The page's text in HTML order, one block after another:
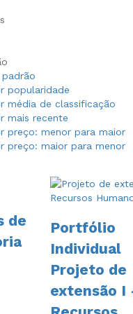
popularidade
média de classificação
mais recente
preço: menor para maior
preço: maior para menor
de
Portfólio
Individual
Projeto de
extensão I